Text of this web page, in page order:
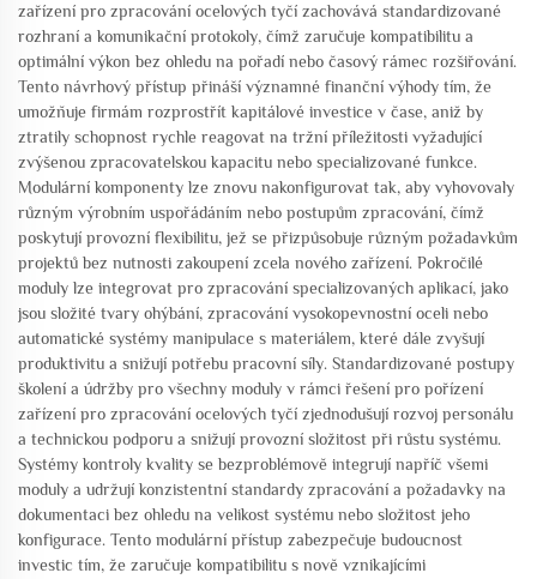
zařízení pro zpracování ocelových tyčí zachovává standardizované
rozhraní a komunikační protokoly, čímž zaručuje kompatibilitu a
optimální výkon bez ohledu na pořadí nebo časový rámec rozšiřování.
Tento návrhový přístup přináší významné finanční výhody tím, že
umožňuje firmám rozprostřít kapitálové investice v čase, aniž by
ztratily schopnost rychle reagovat na tržní příležitosti vyžadující
zvýšenou zpracovatelskou kapacitu nebo specializované funkce.
Modulární komponenty lze znovu nakonfigurovat tak, aby vyhovovaly
různým výrobním uspořádáním nebo postupům zpracování, čímž
poskytují provozní flexibilitu, jež se přizpůsobuje různým požadavkům
projektů bez nutnosti zakoupení zcela nového zařízení. Pokročilé
moduly lze integrovat pro zpracování specializovaných aplikací, jako
jsou složité tvary ohýbání, zpracování vysokopevnostní oceli nebo
automatické systémy manipulace s materiálem, které dále zvyšují
produktivitu a snižují potřebu pracovní síly. Standardizované postupy
školení a údržby pro všechny moduly v rámci řešení pro pořízení
zařízení pro zpracování ocelových tyčí zjednodušují rozvoj personálu
a technickou podporu a snižují provozní složitost při růstu systému.
Systémy kontroly kvality se bezproblémově integrují napříč všemi
moduly a udržují konzistentní standardy zpracování a požadavky na
dokumentaci bez ohledu na velikost systému nebo složitost jeho
konfigurace. Tento modulární přístup zabezpečuje budoucnost
investic tím, že zaručuje kompatibilitu s nově vznikajícími